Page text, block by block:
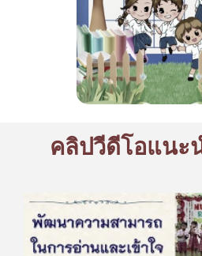
คลิปวีดีโอแนะ